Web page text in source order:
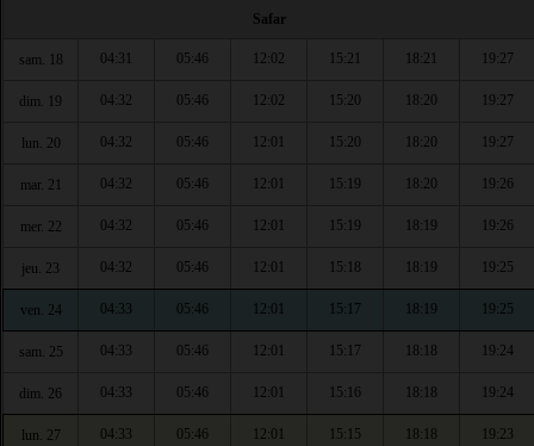
Safar
sam. 18 04:31 05:46 12:02 15:21 18:21 19:27
dim. 19 04:32 05:46 12:02 15:20 18:20 19:27
lun. 20 04:32 05:46 12:01 15:20 18:20 19:27
mar. 21 04:32 05:46 12:01 15:19 18:20 19:26
mer. 22 04:32 05:46 12:01 15:19 18:19 19:26
jeu. 23 04:32 05:46 12:01 15:18 18:19 19:25
ven. 24 04:33 05:46 12:01 15:17 18:19 19:25
sam. 25 04:33 05:46 12:01 15:17 18:18 19:24
dim. 26 04:33 05:46 12:01 15:16 18:18 19:24
lun. 27 04:33 05:46 12:01 15:15 18:18 19:23